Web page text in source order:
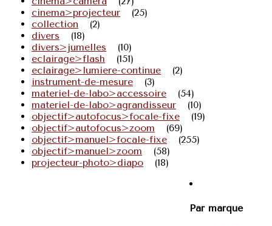
cinema>projecteur
(25)
collection
(2)
divers
(18)
divers>jumelles
(10)
eclairage>flash
(151)
eclairage>lumiere-continue
(2)
instrument-de-mesure
(3)
materiel-de-labo>accessoire
(54)
materiel-de-labo>agrandisseur
(10)
objectif>autofocus>focale-fixe
(19)
objectif>autofocus>zoom
(69)
objectif>manuel>focale-fixe
(255)
objectif>manuel>zoom
(58)
projecteur-photo>diapo
(18)
Par marque